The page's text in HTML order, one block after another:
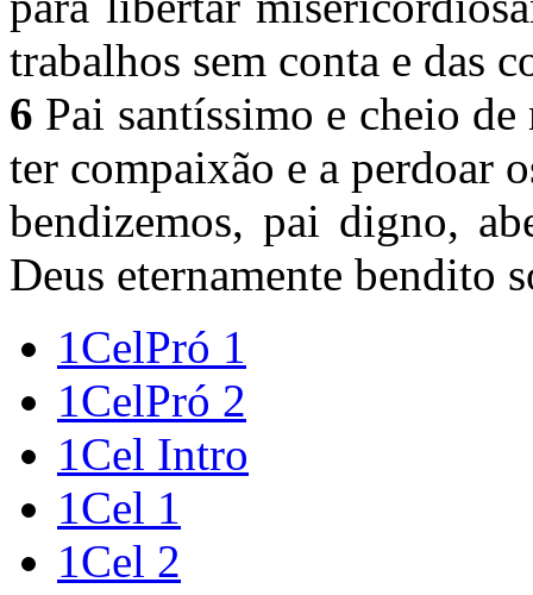
trabalhos sem conta e das
6 Pai santíssimo e cheio
ter compaixão e a perdoar
bendizemos, pai digno,
Deus eternamente bendito
1CelPró 1
1CelPró 2
1Cel Intro
1Cel 1
1Cel 2